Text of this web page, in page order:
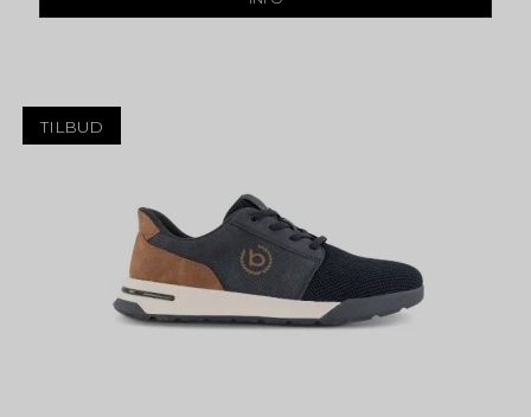
TILBUD